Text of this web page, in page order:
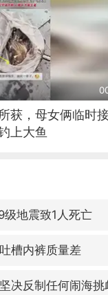
获，母女俩临时
上大鱼
级地震致1人死亡
槽内裤质量差